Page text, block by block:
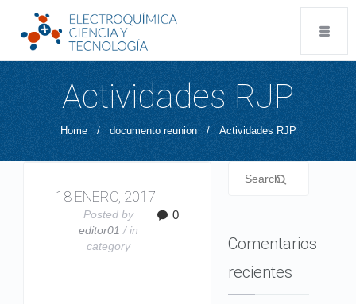
Actividades RJP
Home / documento reunion / Actividades RJP
18 ENERO, 2017
Posted by
editor01 / in
category
0
Comentarios
recientes